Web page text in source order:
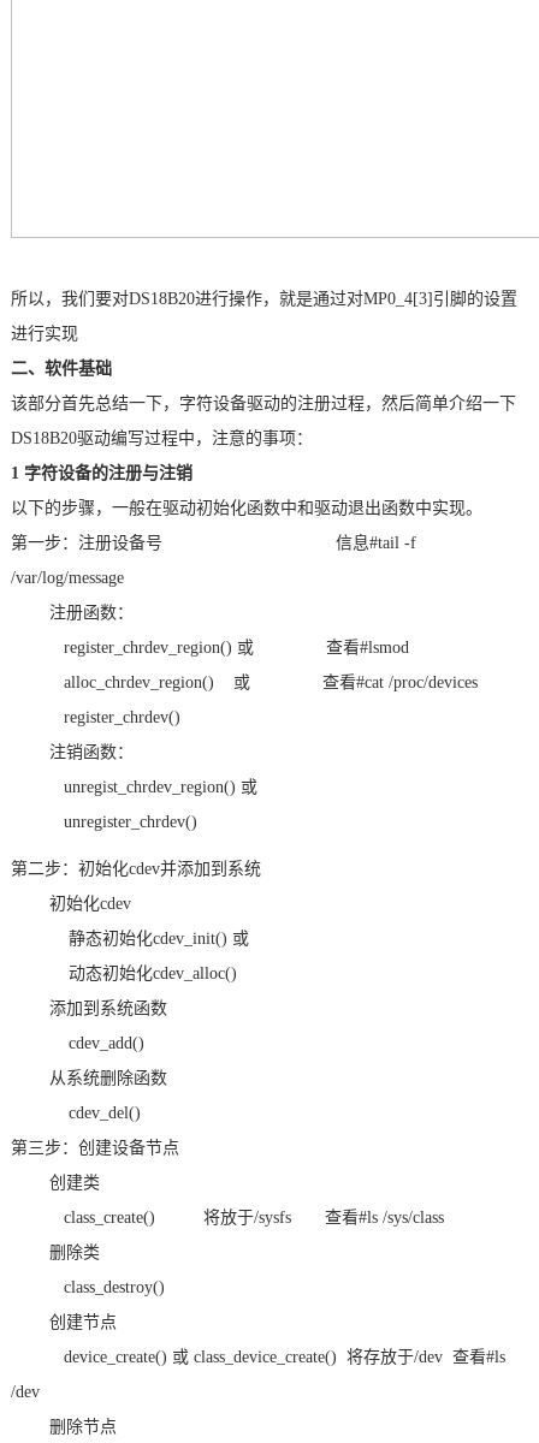
所以，我们要对DS18B20进行操作，就是通过对MP0_4[3] 引脚的设置
进行实现
二、软件基础
该部分首先总结一下，字符设备驱动的注册过程，然后简单介绍一下
DS18B20驱动编写过程中，注意的事项：
1 字符设备的注册与注销
以下的步骤，一般在驱动初始化函数中和驱动退出函数中实现。
第一步：注册设备号
信息#tail -f
/var/log/message
注册函数：
register_chrdev_region() 或 查看#lsmod
alloc_chrdev_region()
或 查看#cat /proc/devices
register_chrdev()
注销函数：
unregist_chrdev_region() 或
unregister_chrdev()
第二步：初始化cdev并添加到系统
初始化cdev
静态初始化cdev_init() 或
动态初始化cdev_alloc()
添加到系统函数
cdev_add()
从系统删除函数
cdev_del()
第三步：创建设备节点
创建类
class_create()
将放于/sysfs 查看#ls /sys/class
删除类
class_destroy()
创建节点
device_create() 或 class_device_create() 将存放于/dev 查看#ls
/dev
删除节点